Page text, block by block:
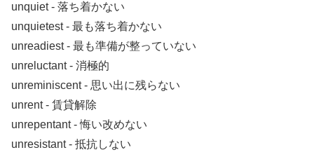
unquiet ‐ 落ち着かない
unquietest ‐ 最も落ち着かない
unreadiest ‐ 最も準備が整っていない
unreluctant ‐ 消極的
unreminiscent ‐ 思い出に残らない
unrent ‐ 賃貸解除
unrepentant ‐ 悔い改めない
unresistant ‐ 抵抗しない